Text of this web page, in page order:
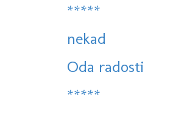
*****
nekad
Oda radosti
*****